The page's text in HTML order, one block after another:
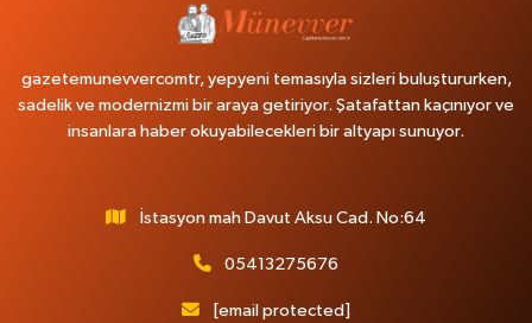
gazetemunevvercomtr, yepyeni temasıyla sizleri buluştururken,
sadelik ve modernizmi bir araya getiriyor. Şatafattan kaçınıyor ve
insanlara haber okuyabilecekleri bir altyapı sunuyor.
İstasyon mah Davut Aksu Cad. No:64
05413275676
[email protected]